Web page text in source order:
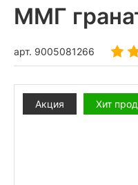
ММГ
арт. 9005081266
Акция Хит